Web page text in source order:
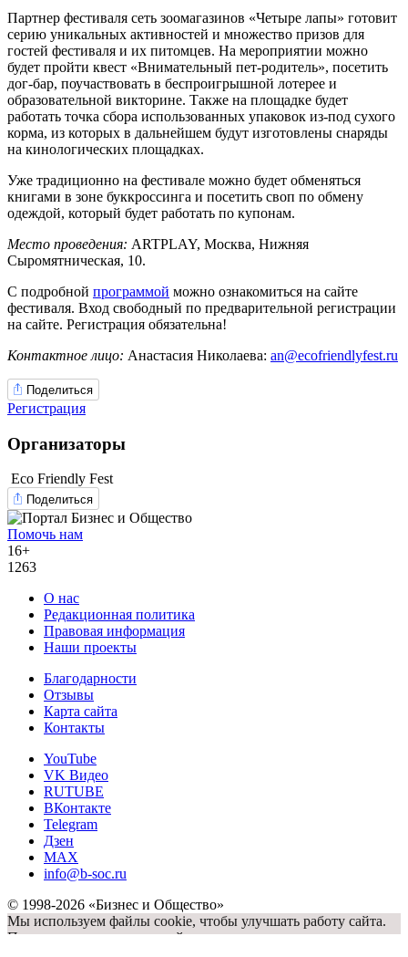
Партнер фестиваля сеть зоомагазинов «Четыре лапы» готовит
серию уникальных активностей и множество призов для
гостей фестиваля и их питомцев. На мероприятии можно
будет пройти квест «Внимательный пет-родитель», посетить
дог-бар, поучаствовать в беспроигрышной лотерее и
образовательной викторине. Также на площадке будет
работать точка сбора использованных упаковок из-под сухого
корма, из которых в дальнейшем будут изготовлены снаряды
на кинологических площадках.
Уже традиционно на фестивале можно будет обменяться
книгами в зоне буккроссинга и посетить своп по обмену
одеждой, который будет работать по купонам.
Место проведения: ARTPLAY, Москва, Нижняя
Сыромятническая, 10.
С подробной программой можно ознакомиться на сайте
фестиваля. Вход свободный по предварительной регистрации
на сайте. Регистрация обязательна!
Контактное лицо: Анастасия Николаева: an@ecofriendlyfest.ru
Поделиться
Регистрация
Организаторы
Eco Friendly Fest
Поделиться
Помочь нам
16+
1263
О нас
Редакционная политика
Правовая информация
Наши проекты
Благодарности
Отзывы
Карта сайта
Контакты
YouTube
VK Видео
RUTUBE
ВКонтакте
Telegram
Дзен
MAX
info@b-soc.ru
© 1998-2026 «Бизнес и Общество»
Мы используем файлы cookie, чтобы улучшать работу сайта.
Продолжая пользование сайтом, вы соглашаетесь с